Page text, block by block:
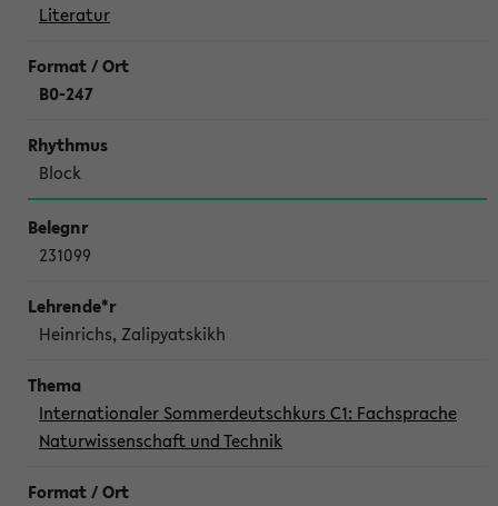
Literatur
B0-247
Block
231099
Heinrichs, Zalipyatskikh
Internationaler Sommerdeutschkurs C1: Fachsprache
Naturwissenschaft und Technik